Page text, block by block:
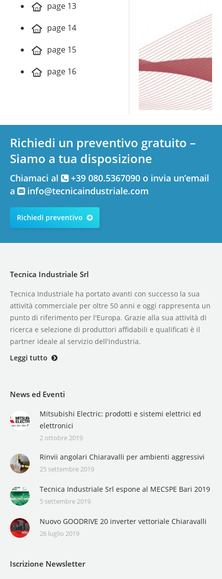
page 13
page 14
page 15
page 16
Richiedi un preventivo gratuito –
Siamo a tua disposizione
Chiamaci al
+39 080.5367090 o invia un’email
a
info@tecnicaindustriale.com
Richiedi preventivo
Tecnica Industriale Srl
Tecnica Industriale ha portato avanti con successo la sua
attività commerciale per oltre 50 anni e oggi rappresenta un
punto di riferimento per l'Europa. Grazie alla sua attività di
ricerca e selezione di produttori affidabili e qualificati è il
partner ideale al servizio dell'industria.
Leggi tutto
News ed Eventi
Mitsubishi Electric: prodotti e sistemi elettrici ed
elettronici
2 ottobre 2019
Rinvii angolari Chiaravalli per ambienti aggressivi
25 settembre 2019
Tecnica Industriale Srl espone al MECSPE Bari 2019
5 settembre 2019
Nuovo GOODRIVE 20 inverter vettoriale Chiaravalli
26 luglio 2019
Iscrizione Newsletter